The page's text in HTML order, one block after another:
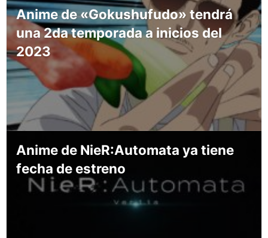
Anime de «Gokushufudo» tendrá
una 2da temporada a inicios del
2023
Anime de NieR:Automata ya tiene
fecha de estreno